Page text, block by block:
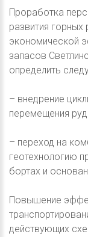
Проработка
развития
экономической
запасов
определить
– внедрение
перемещения
– переход на
геотехнологию
бортах и
Повышение
действующих